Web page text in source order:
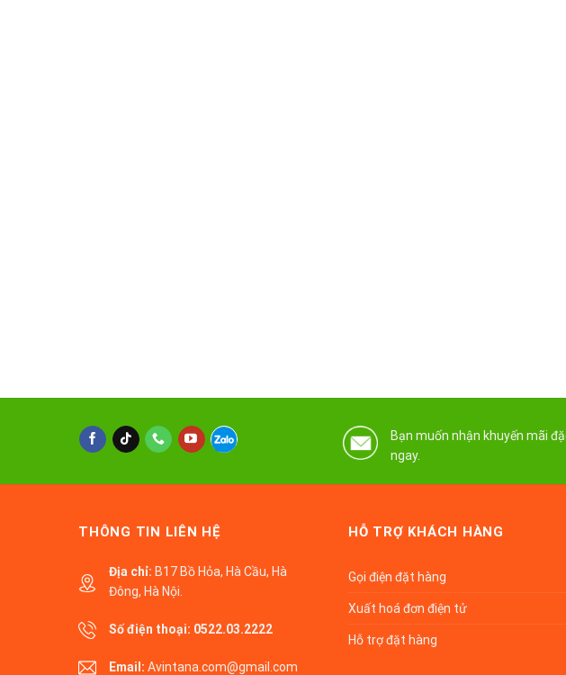
Bạn muốn nhận khuyến mãi
ngay.
THÔNG TIN LIÊN HỆ
Địa chỉ: B17 Bồ Hỏa, Hà Cầu, Hà
Đông, Hà Nội.
Số điện thoại: 0522.03.2222
Email: Avintana.com@gmail.com
HỖ TRỢ KHÁCH HÀNG
Gọi điện đặt hàng
Xuất hoá đơn điện tử
Hỗ trợ đặt hàng